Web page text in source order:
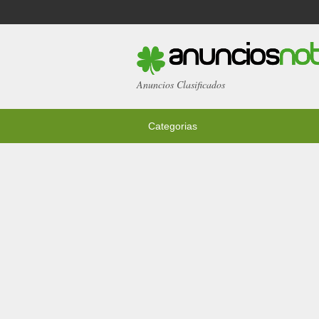
Anuncios Clasificados
Categorias